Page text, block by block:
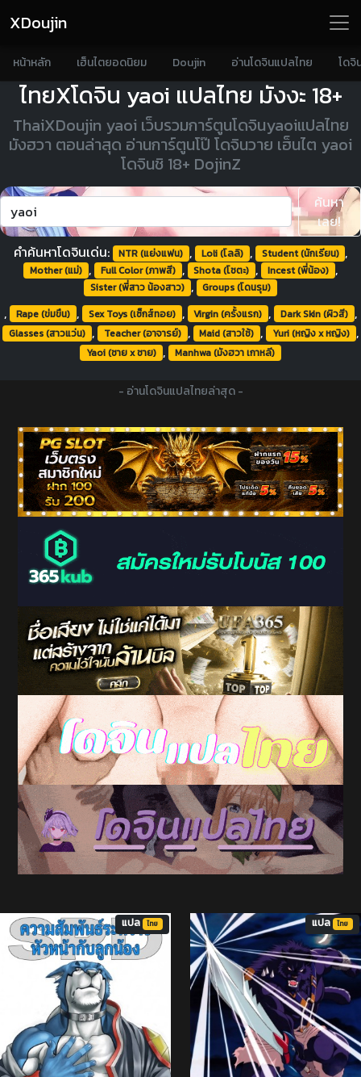
XDoujin
หน้าหลัก เฮ็นไตยอดนิยม Doujin อ่านโดจินแปลไทย โด
ไทยXโดจิน yaoi แปลไทย มังงะ 18+
ThaiXDoujin yaoi เว็บรวมการ์ตูนโดจินyaoiแปลไทย
มังฮวา ตอนล่าสุด อ่านการ์ตูนโป๊ โดจินวาย เฮ็นไต yaoi
โดจินชิ 18+ DojinZ
ค้นหา
เลย!
คำค้นหาโดจินเด่น:
NTR (แย่งแฟน) , Loli (โลลิ) , Student (นักเรียน) ,
Mother (แม่) , Full Color (ภาพสี) , Shota (โชตะ) , Incest (พี่น้อง) ,
Sister (พี่สาว น้องสาว) , Groups (โดนรุม)
, Rape (ข่มขืน) , Sex Toys (เซ็กส์ทอย) , Virgin (ครั้งแรก) , Dark Skin (ผิวสี) ,
Glasses (สาวแว่น) , Teacher (อาจารย์) , Maid (สาวใช้) , Yuri (หญิง x หญิง) ,
Yaoi (ชาย x ชาย) , Manhwa (มังฮวา เกาหลี)
- อ่านโดจินแปลไทยล่าสุด -
แปล ไทย แปล ไทย